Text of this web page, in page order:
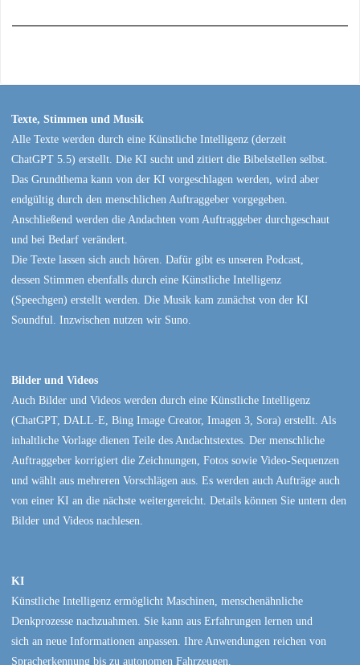
Texte, Stimmen und Musik
Alle Texte werden durch eine Künstliche Intelligenz (derzeit
ChatGPT 5.5) erstellt. Die KI sucht und zitiert die Bibelstellen selbst.
Das Grundthema kann von der KI vorgeschlagen werden, wird aber
endgültig durch den menschlichen Auftraggeber vorgegeben.
Anschließend werden die Andachten vom Auftraggeber durchgeschaut
und bei Bedarf verändert.
Die Texte lassen sich auch hören. Dafür gibt es unseren Podcast,
dessen Stimmen ebenfalls durch eine Künstliche Intelligenz
(Speechgen) erstellt werden. Die Musik kam zunächst von der KI
Soundful. Inzwischen nutzen wir Suno.
Bilder und Videos
Auch Bilder und Videos werden durch eine Künstliche Intelligenz
(ChatGPT, DALL·E, Bing Image Creator, Imagen 3, Sora) erstellt. Als
inhaltliche Vorlage dienen Teile des Andachtstextes. Der menschliche
Auftraggeber korrigiert die Zeichnungen, Fotos sowie Video-Sequenzen
und wählt aus mehreren Vorschlägen aus. Es werden auch Aufträge auch
von einer KI an die nächste weitergereicht. Details können Sie untern den
Bilder und Videos nachlesen.
KI
Künstliche Intelligenz ermöglicht Maschinen, menschenähnliche
Denkprozesse nachzuahmen. Sie kann aus Erfahrungen lernen und
sich an neue Informationen anpassen. Ihre Anwendungen reichen von
Spracherkennung bis zu autonomen Fahrzeugen.